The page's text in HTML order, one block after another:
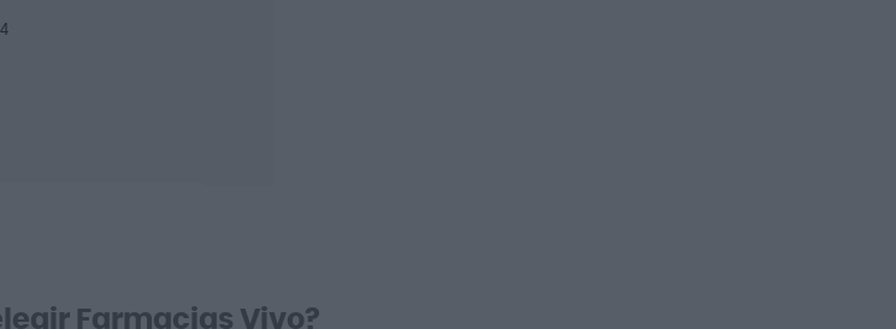
Farmacias Vivo?